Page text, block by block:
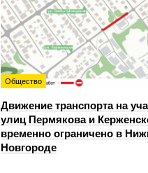
Общество
Движение транспорта на
улиц Пермякова и
временно ограничено в
Новгороде